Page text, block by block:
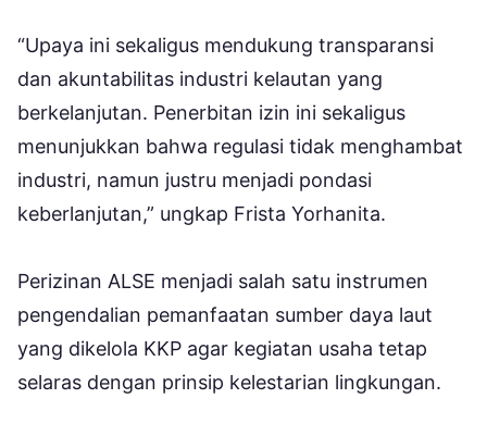
“Upaya ini sekaligus mendukung transparansi
dan akuntabilitas industri kelautan yang
berkelanjutan. Penerbitan izin ini sekaligus
menunjukkan bahwa regulasi tidak menghambat
industri, namun justru menjadi pondasi
keberlanjutan,” ungkap Frista Yorhanita.
Perizinan ALSE menjadi salah satu instrumen
pengendalian pemanfaatan sumber daya laut
yang dikelola KKP agar kegiatan usaha tetap
selaras dengan prinsip kelestarian lingkungan.